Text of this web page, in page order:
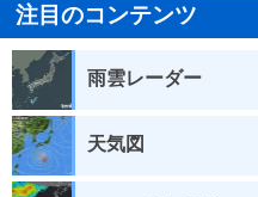
注目のコンテンツ
雨雲レーダー
天気図